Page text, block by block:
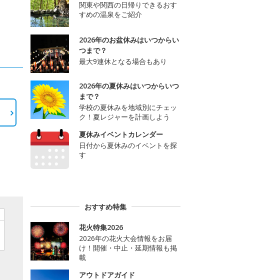
関東や関西の日帰りできるおす
すめの温泉をご紹介
2026年のお盆休みはいつからい
つまで？
最大9連休となる場合もあり
2026年の夏休みはいつからいつ
まで？
学校の夏休みを地域別にチェッ
ク！夏レジャーを計画しよう
夏休みイベントカレンダー
日付から夏休みのイベントを探
す
おすすめ特集
花火特集2026
2026年の花火大会情報をお届
け！開催・中止・延期情報も掲
載
アウトドアガイド